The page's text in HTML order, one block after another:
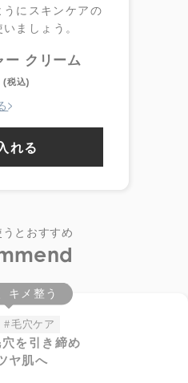
にスキンケアの
ましょう。
ー クリーム
(税込)
れる
とおすすめ
キメ整う
#毛穴ケア
を引き締め
ヤ肌へ